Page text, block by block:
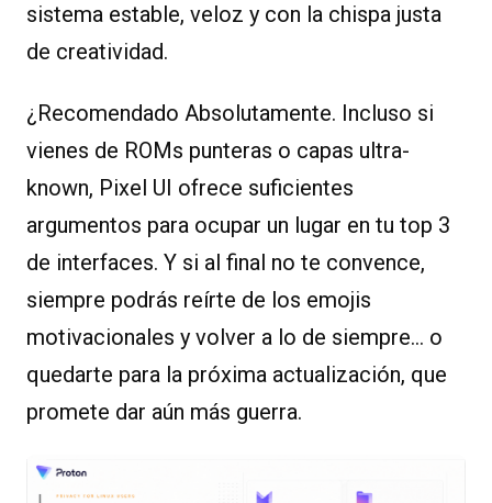
sistema estable, veloz y con la chispa justa
de creatividad.
¿Recomendado Absolutamente. Incluso si
vienes de ROMs punteras o capas ultra-
known, Pixel UI ofrece suficientes
argumentos para ocupar un lugar en tu top 3
de interfaces. Y si al final no te convence,
siempre podrás reírte de los emojis
motivacionales y volver a lo de siempre… o
quedarte para la próxima actualización, que
promete dar aún más guerra.